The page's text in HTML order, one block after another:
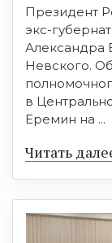
Президент
экс-
Александра
Невского.
в
Еремин на ...
Читать